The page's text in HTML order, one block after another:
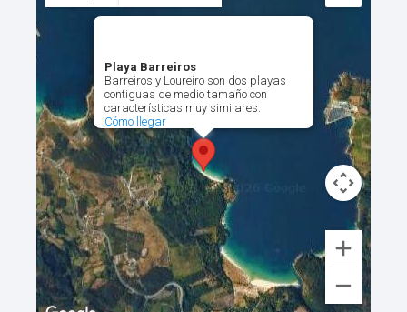
Playa Barreiros
Barreiros y Loureiro son dos playas
contiguas de medio tamaño con
características muy similares.
Cómo llegar